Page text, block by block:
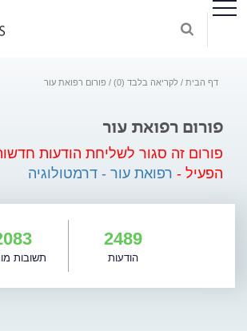
דף הבית לקריאה בלבד (0) פורום רפואת עור
פורום רפואת עור
פורום זה סגור לשליחת הודעות
הפעיל - רפואת עור - דרמטולוגיה
2489
הודעות תשובות